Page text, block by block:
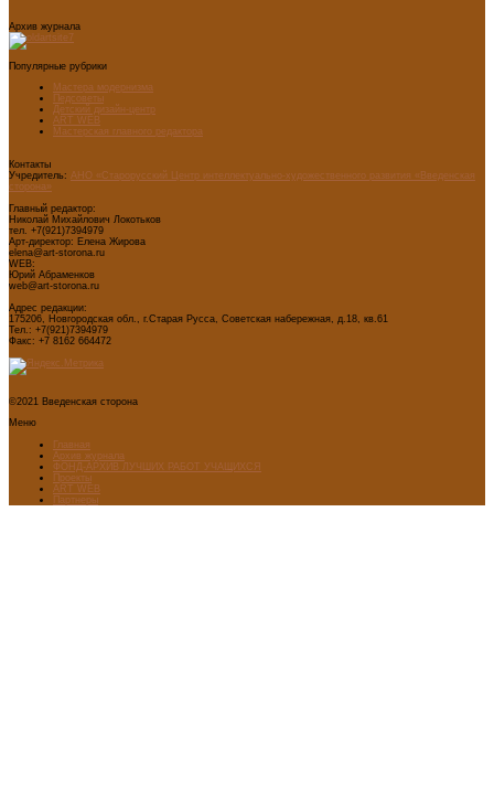
Архив журнала
Популярные рубрики
Мастера модернизма
Педсоветы
Детский дизайн-центр
ART WEB
Мастерская главного редактора
Контакты
Учредитель: АНО «Старорусский Центр интеллектуально-художественного развития «Введенская
сторона»
Главный редактор:
Николай Михайлович Локотьков
тел. +7(921)7394979
Арт-директор: Елена Жирова
elena@art-storona.ru
WEB:
Юрий Абраменков
web@art-storona.ru
Адрес редакции:
175206, Новгородская обл., г.Старая Русса, Советская набережная, д.18, кв.61
Тел.: +7(921)7394979
Факс: +7 8162 664472
©2021 Введенская сторона
Меню
Главная
Архив журнала
ФОНД-АРХИВ ЛУЧШИХ РАБОТ УЧАЩИХСЯ
Проекты
ART WEB
Партнеры